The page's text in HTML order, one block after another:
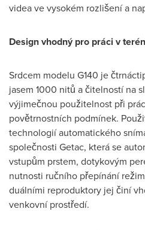
videa ve vysokém rozlišení a
Design vhodný pro práci v
Srdcem modelu G140 je
jasem 1000 nitů a čitelností na
výjimečnou použitelnost při
povětrnostních podmínek.
technologií automatického
společnosti Getac, která se
vstupům prstem, dotykovým
nutnosti ručního přepínání
duálními reproduktory jej činí
venkovní prostředí.